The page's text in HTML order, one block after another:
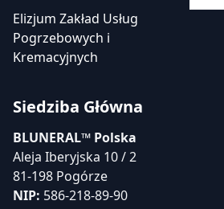
Elizjum Zakład Usług
Pogrzebowych i
Kremacyjnych
Siedziba Główna
BLUNERAL™ Polska
Aleja Iberyjska 10 / 2
81-198 Pogórze
NIP: 586-218-89-90